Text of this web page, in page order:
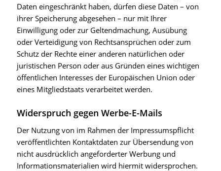
Daten eingeschränkt haben, dürfen diese Daten – von
ihrer Speicherung abgesehen – nur mit Ihrer
Einwilligung oder zur Geltendmachung, Ausübung
oder Verteidigung von Rechtsansprüchen oder zum
Schutz der Rechte einer anderen natürlichen oder
juristischen Person oder aus Gründen eines wichtigen
öffentlichen Interesses der Europäischen Union oder
eines Mitgliedstaats verarbeitet werden.
Widerspruch gegen Werbe-E-Mails
Der Nutzung von im Rahmen der Impressumspflicht
veröffentlichten Kontaktdaten zur Übersendung von
nicht ausdrücklich angeforderter Werbung und
Informationsmaterialien wird hiermit widersprochen.